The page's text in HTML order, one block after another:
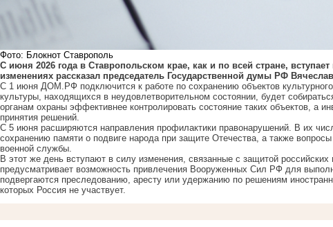
Фото: Блокнот Ставрополь
С июня 2026 года в Ставропольском крае, как и по всей стране,
изменениях рассказал председатель Государственной думы РФ
С 1 июня ДОМ.РФ подключится к работе по сохранению объектов
культуры, находящихся в неудовлетворительном состоянии, будет
органам охраны эффективнее контролировать состояние таких объектов, а
принятия решений.
С 5 июня расширяются направления профилактики правонарушений. В их
сохранению памяти о подвиге народа при защите Отечества, а также
военной службы.
В этот же день вступают в силу изменения, связанные с защитой
предусматривает возможность привлечения Вооруженных Сил РФ для
подвергаются преследованию, аресту или удержанию по решениям
которых Россия не участвует.